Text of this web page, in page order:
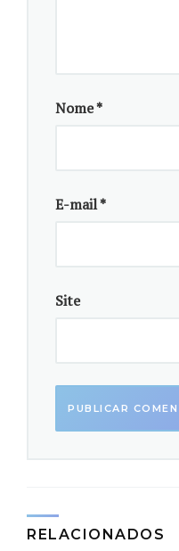
Ciência e Tecnologia,
Nome*
E-mail*
Site
RELACIONADOS